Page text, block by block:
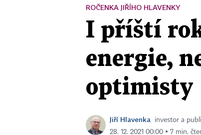
ROČENKA JIŘÍHO HLAVENKY
I příští
energie,
optimisty
Jiří Hlavenka
investor a
28. 12. 2021 00:00 ▪ 7 min.